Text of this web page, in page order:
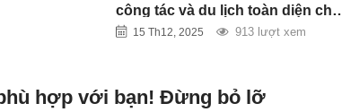
công tác và du lịch toàn diện cho
doanh nghiệp hiện đại
15 Th12, 2025 913 lượt xem
hợp với bạn! Đừng bỏ lỡ